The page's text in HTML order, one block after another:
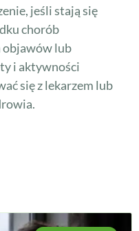
jeśli stają się
chorób
objawów lub
i aktywności
się z lekarzem lub